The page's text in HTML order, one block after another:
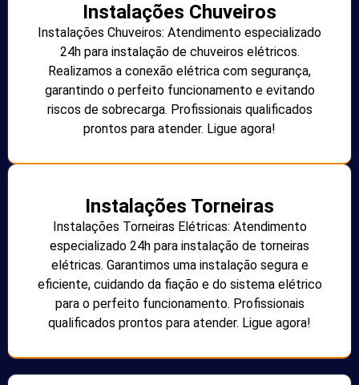
Instalações Chuveiros
Instalações Chuveiros: Atendimento especializado
24h para instalação de chuveiros elétricos.
Realizamos a conexão elétrica com segurança,
garantindo o perfeito funcionamento e evitando
riscos de sobrecarga. Profissionais qualificados
prontos para atender. Ligue agora!
Instalações Torneiras
Instalações Torneiras Elétricas: Atendimento
especializado 24h para instalação de torneiras
elétricas. Garantimos uma instalação segura e
eficiente, cuidando da fiação e do sistema elétrico
para o perfeito funcionamento. Profissionais
qualificados prontos para atender. Ligue agora!